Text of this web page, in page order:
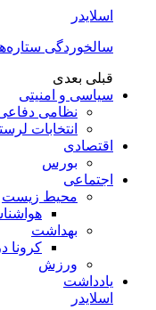
اسلایدر
سالخوردگی
قبلی بعدی
سیاسی و امنیتی
نظامی
انتخابات
اقتصادی
بورس
اجتماعی
محیط زیست
بهداشت
کرونا
ورزش
یادداشت
اسلایدر